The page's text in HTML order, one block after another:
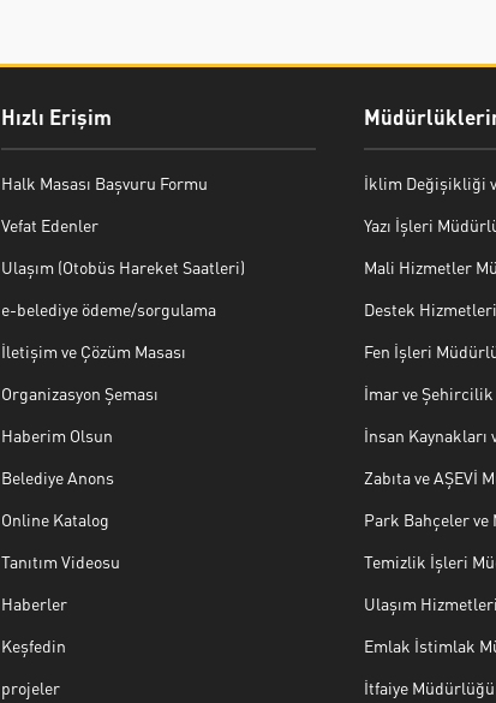
Hızlı Erişim
Halk Masası Başvuru Formu
Vefat Edenler
Ulaşım (Otobüs Hareket Saatleri)
e-belediye ödeme/sorgulama
İletişim ve Çözüm Masası
Organizasyon Şeması
Haberim Olsun
Belediye Anons
Online Katalog
Tanıtım Videosu
Haberler
Keşfedin
projeler
İklim Değişikliği
Yazı İşleri
Mali Hizmetler
Destek
Fen İşleri
İmar ve
İnsan
Zabıta ve AŞEVİ
Park Bahçeler
Temizlik İşleri
Ulaşım
Emlak İstimlak
İtfaiye Müdürlüğü